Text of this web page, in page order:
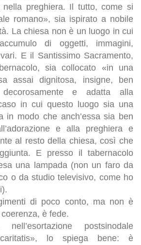
nella preghiera. Il tutto, come si
romano», sia ispirato a nobile
La chiesa non è un luogo in cui
di oggetti, immagini,
E il Santissimo Sacramento,
sia collocato «in una
assai dignitosa, insigne, ben
e adatta alla
in cui questo luogo sia una
in modo che anch’essa sia ben
e alla preghiera e
al resto della chiesa, così che
E presso il tabernacolo
una lampada (non un faro da
o da studio televisivo, come ho
di poco conto, ma non è
è fede.
postsinodale
caritatis», lo spiega bene: è